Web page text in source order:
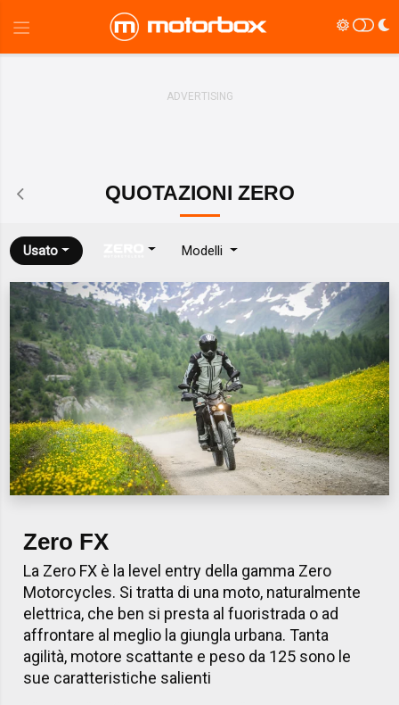
QUOTAZIONI ZERO
Usato Modelli
Zero FX
La Zero FX è la level entry della gamma Zero
Motorcycles. Si tratta di una moto, naturalmente
elettrica, che ben si presta al fuoristrada o ad
affrontare al meglio la giungla urbana. Tanta
agilità, motore scattante e peso da 125 sono le
sue caratteristiche salienti